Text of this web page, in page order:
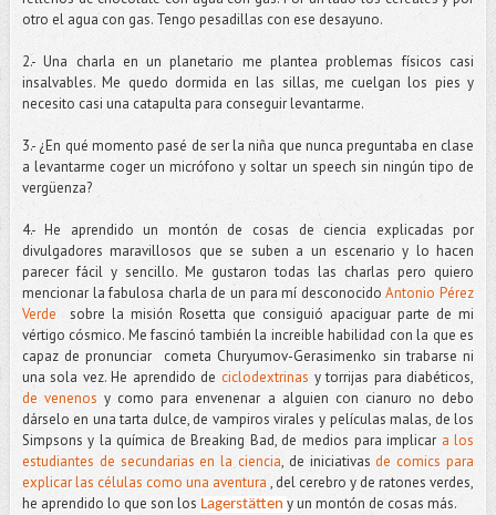
otro el agua con gas. Tengo pesadillas con ese desayuno.
2.- Una charla en un planetario me plantea problemas físicos casi
insalvables. Me quedo dormida en las sillas, me cuelgan los pies y
necesito casi una catapulta para conseguir levantarme.
3.- ¿En qué momento pasé de ser la niña que nunca preguntaba en clase
a levantarme coger un micrófono y soltar un speech sin ningún tipo de
vergüenza?
4.- He aprendido un montón de cosas de ciencia explicadas por
divulgadores maravillosos que se suben a un escenario y lo hacen
parecer fácil y sencillo. Me gustaron todas las charlas pero quiero
mencionar la fabulosa charla de un para mí desconocidoAntonio Pérez
Verde sobre la misión Rosetta que consiguió apaciguar parte de mi
vértigo cósmico. Me fascinó también la increible habilidad con la que es
capaz de pronunciar cometa Churyumov-Gerasimenko sin trabarse ni
una sola vez. He aprendido de ciclodextrinas y torrijas para diabéticos,
de venenos y como para envenenar a alguien con cianuro no debo
dárselo en una tarta dulce, de vampiros virales y películas malas, de los
Simpsons y la química de Breaking Bad, de medios para implicar a los
estudiantes de secundarias en la ciencia, de iniciativasde comics para
explicar las células como una aventura , del cerebro y de ratones verdes,
he aprendido lo que son los Lagerstätten y un montón de cosas más.